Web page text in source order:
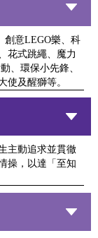
創意LEGO樂、科
花式跳繩、魔力
、環保小先鋒、
使及醒獅等。
主動追求並貫徹
操，以達「至知